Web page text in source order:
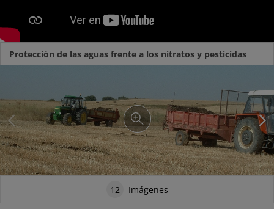
Protección de las aguas frente a los nitratos y pesticidas
12 Imágenes